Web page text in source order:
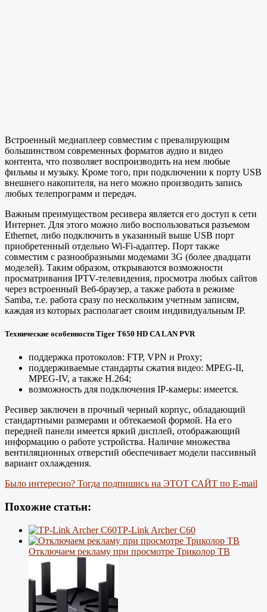
Встроенный медиаплеер совместим с превалирующим
большинством современных форматов аудио и видео
контента, что позволяет воспроизводить на нем любые
фильмы и музыку. Кроме того, при подключении к порту USB
внешнего накопителя, на него можно производить запись
любых телепрограмм и передач.
Важным преимуществом ресивера является его доступ к сети
Интернет. Для этого можно либо воспользоваться разъемом
Ethernet, либо подключить в указанный выше USB порт
приобретенный отдельно Wi-Fi-адаптер. Порт также
совместим с разнообразными модемами 3G (более двадцати
моделей). Таким образом, открываются возможности
просматривания IPTV-телевидения, просмотра любых сайтов
через встроенный Веб-браузер, а также работа в режиме
Samba, т.е. работа сразу по нескольким учетным записям,
каждая из которых располагает своим индивидуальным IP.
Технические особенности Tiger T650 HD CA LAN PVR
поддержка протоколов: FTP, VPN и Proxy;
поддерживаемые стандарты сжатия видео: MPEG-II,
MPEG-IV, а также H.264;
возможность для подключения IP-камеры: имеется.
Ресивер заключен в прочный черный корпус, обладающий
стандартными размерами и обтекаемой формой. На его
передней панели имеется яркий дисплей, отображающий
информацию о работе устройства. Наличие множества
вентиляционных отверстий обеспечивает модели пассивный
вариант охлаждения.
Было интересно? Тогда подпишись на ЭТОТ САЙТ по E-mail
Похожие статьи:
TP-Link Archer C60
Отключаем рекламу при просмотре Триколор ТВ